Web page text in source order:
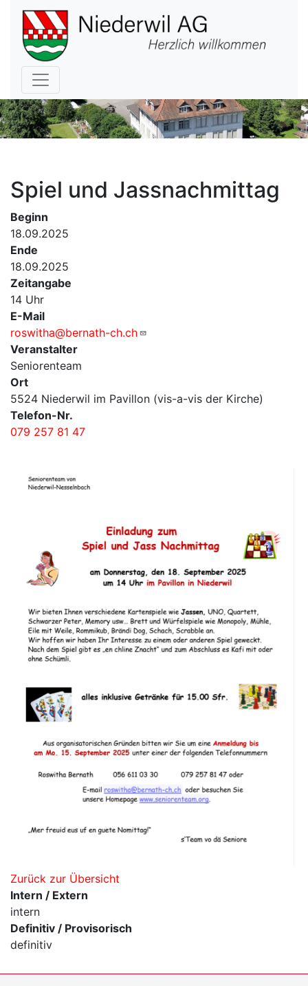
Hauptnavigation
Spiel und Jassnachmittag
Beginn
18.09.2025
Ende
18.09.2025
Zeitangabe
14 Uhr
E-Mail
roswitha@bernath-ch.ch
Veranstalter
Seniorenteam
Ort
5524 Niederwil im Pavillon (vis-a-vis der Kirche)
Telefon-Nr.
079 257 81 47
Zurück zur Übersicht
Intern / Extern
intern
Definitiv / Provisorisch
definitiv